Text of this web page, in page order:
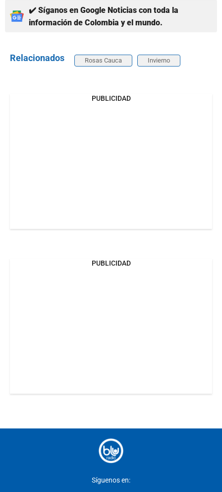
✔️ Síganos en Google Noticias con toda la
información de Colombia y el mundo.
Relacionados Rosas Cauca Invierno
PUBLICIDAD
PUBLICIDAD
Síguenos en: